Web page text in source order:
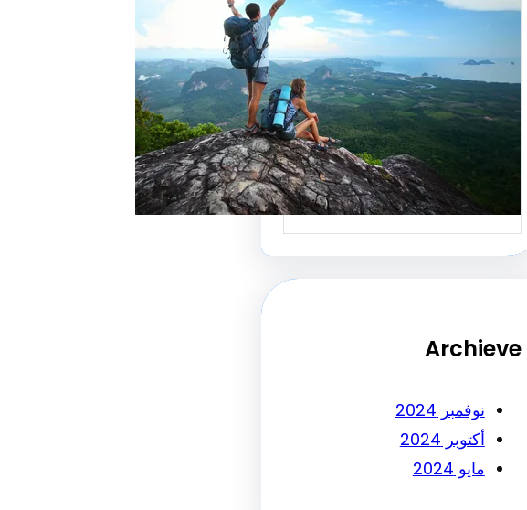
سياحة: أفضل الطرق
لجذب الزبائن وتحقيق
النجاح
رقم شركة سياحة هو عامل
أساسي لجذب الزبائن وتحقيق
النجاح…
Archieve
نوفمبر 2024
أكتوبر 2024
مايو 2024